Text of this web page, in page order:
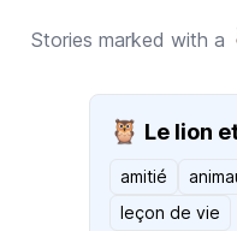
Stories marked with a
🦉 Le lion
amitié
leçon de vie